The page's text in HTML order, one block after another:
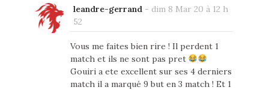
leandre-gerrand - dim 8 Mar 20 à 12 h
52
Vous me faites bien rire ! Il perdent 1
match et ils ne sont pas pret
Gouiri a ete excellent sur ses 4 derniers
match il a marqué 9 but en 3 match ! Et 1